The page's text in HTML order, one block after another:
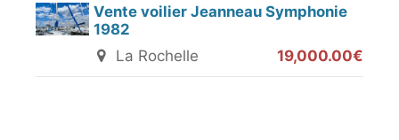
Vente voilier Jeanneau Symphonie
1982
La Rochelle
19,000.00€